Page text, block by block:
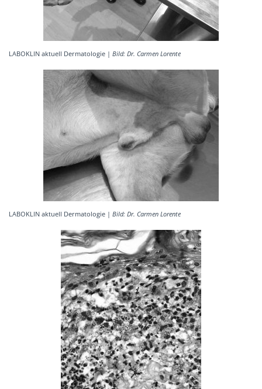
LABOKLIN aktuell Dermatologie | Bild: Dr. Carmen Lorente
LABOKLIN aktuell Dermatologie | Bild: Dr. Carmen Lorente